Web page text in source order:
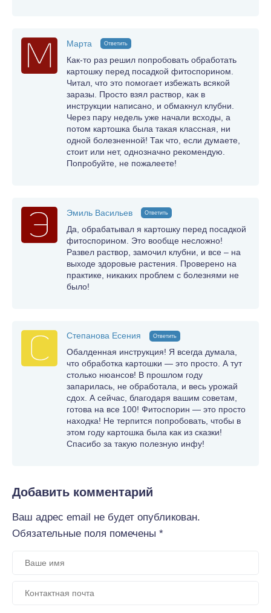
Марта Ответить
Как-то раз решил попробовать обработать
картошку перед посадкой фитоспорином.
Читал, что это помогает избежать всякой
заразы. Просто взял раствор, как в
инструкции написано, и обмакнул клубни.
Через пару недель уже начали всходы, а
потом картошка была такая классная, ни
одной болезненной! Так что, если думаете,
стоит или нет, однозначно рекомендую.
Попробуйте, не пожалеете!
Эмиль Васильев Ответить
Да, обрабатывал я картошку перед посадкой
фитоспорином. Это вообще несложно!
Развел раствор, замочил клубни, и все – на
выходе здоровые растения. Проверено на
практике, никаких проблем с болезнями не
было!
Степанова Есения Ответить
Обалденная инструкция! Я всегда думала,
что обработка картошки — это просто. А тут
столько нюансов! В прошлом году
запарилась, не обработала, и весь урожай
сдох. А сейчас, благодаря вашим советам,
готова на все 100! Фитоспорин — это просто
находка! Не терпится попробовать, чтобы в
этом году картошка была как из сказки!
Спасибо за такую полезную инфу!
Добавить комментарий
Ваш адрес email не будет опубликован.
Обязательные поля помечены *